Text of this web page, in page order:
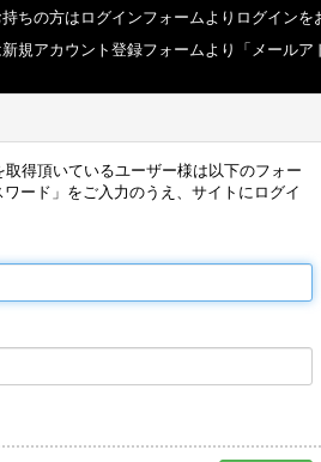
ちの方はログインフォームよりログインを
規アカウント登録フォームより「メール
得頂いているユーザー様は以下のフォー
ード」をご入力のうえ、サイトにログイ